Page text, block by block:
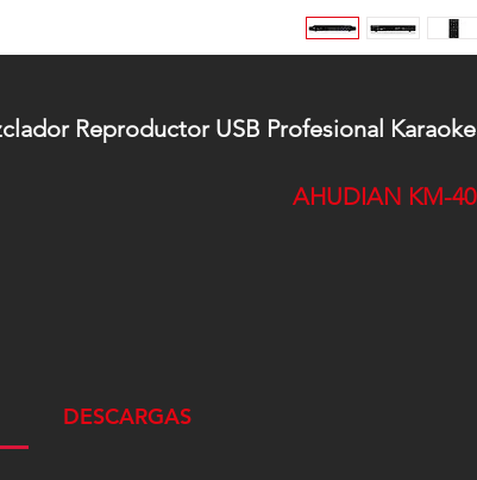
Reproductor USB Profesional
AHUDIAN KM-
DESCARGAS